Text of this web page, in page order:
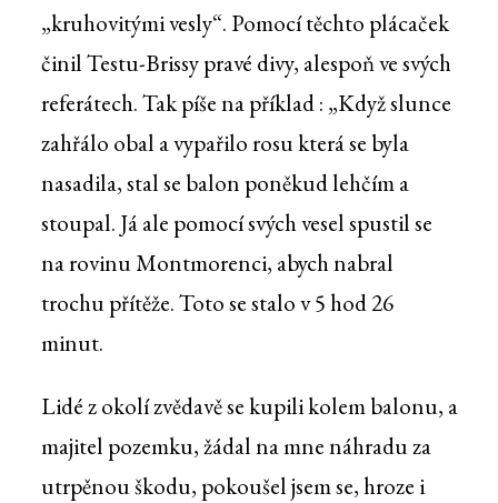
„kruhovitými vesly“. Pomocí těchto plácaček
činil Testu-Brissy pravé divy, alespoň ve svých
referátech. Tak píše na příklad : „Když slunce
zahřálo obal a vypařilo rosu která se byla
nasadila, stal se balon poněkud lehčím a
stoupal. Já ale pomocí svých vesel spustil se
na rovinu Montmorenci, abych nabral
trochu přítěže. Toto se stalo v 5 hod 26
minut.
Lidé z okolí zvědavě se kupili kolem balonu, a
majitel pozemku, žádal na mne náhradu za
utrpěnou škodu, pokoušel jsem se, hroze i